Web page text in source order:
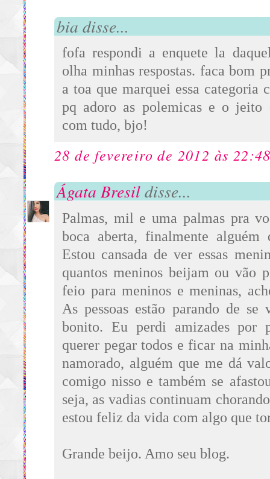
bia disse...
fofa respondi a enquete la
olha minhas respostas. faca bom
a toa que marquei essa categoria
pq adoro as polemicas e o jeito
com tudo, bjo!
28 de fevereiro de 2012 às
Ágata Bresildisse...
Palmas, mil e uma palmas pra
boca aberta, finalmente alguém
Estou cansada de ver essas
quantos meninos beijam ou vão
feio para meninos e meninas,
As pessoas estão parando de
bonito. Eu perdi amizades por
querer pegar todos e ficar na
namorado, alguém que me dá
comigo nisso e também se
seja, as vadias continuam
estou feliz da vida com algo que
Grande beijo. Amo seu blog.